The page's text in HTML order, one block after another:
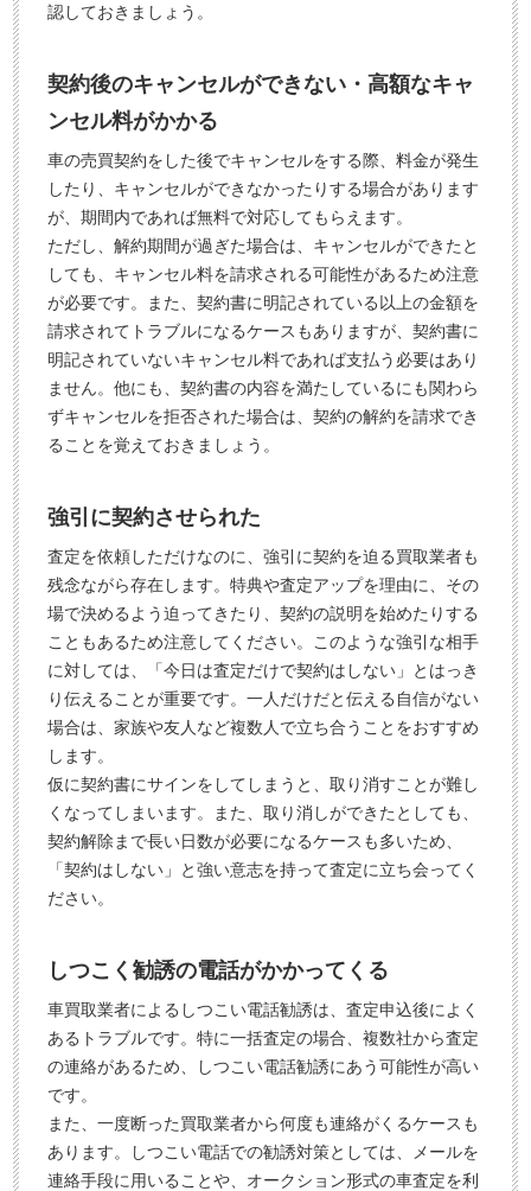
認しておきましょう。
契約後のキャンセルができない・高額なキャ
ンセル料がかかる
車の売買契約をした後でキャンセルをする際、料金が発生
したり、キャンセルができなかったりする場合があります
が、期間内であれば無料で対応してもらえます。
ただし、解約期間が過ぎた場合は、キャンセルができたと
しても、キャンセル料を請求される可能性があるため注意
が必要です。また、契約書に明記されている以上の金額を
請求されてトラブルになるケースもありますが、契約書に
明記されていないキャンセル料であれば支払う必要はあり
ません。他にも、契約書の内容を満たしているにも関わら
ずキャンセルを拒否された場合は、契約の解約を請求でき
ることを覚えておきましょう。
強引に契約させられた
査定を依頼しただけなのに、強引に契約を迫る買取業者も
残念ながら存在します。特典や査定アップを理由に、その
場で決めるよう迫ってきたり、契約の説明を始めたりする
こともあるため注意してください。このような強引な相手
に対しては、「今日は査定だけで契約はしない」とはっき
り伝えることが重要です。一人だけだと伝える自信がない
場合は、家族や友人など複数人で立ち合うことをおすすめ
します。
仮に契約書にサインをしてしまうと、取り消すことが難し
くなってしまいます。また、取り消しができたとしても、
契約解除まで長い日数が必要になるケースも多いため、
「契約はしない」と強い意志を持って査定に立ち会ってく
ださい。
しつこく勧誘の電話がかかってくる
車買取業者によるしつこい電話勧誘は、査定申込後によく
あるトラブルです。特に一括査定の場合、複数社から査定
の連絡があるため、しつこい電話勧誘にあう可能性が高い
です。
また、一度断った買取業者から何度も連絡がくるケースも
あります。しつこい電話での勧誘対策としては、メールを
連絡手段に用いることや、オークション形式の車査定を利